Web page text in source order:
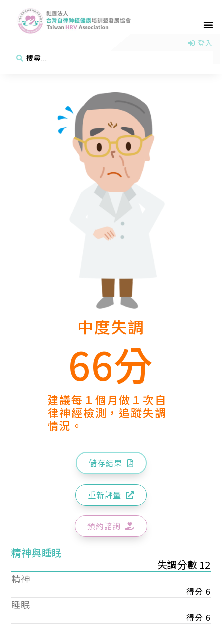
登入
中度失調
66分
建議每１個月做１次自
律神經檢測，追蹤失調
情況。
儲存結果
重新評量
預約諮詢
精神與睡眠
失調分數 12
精神
得分 6
睡眠
得分 6